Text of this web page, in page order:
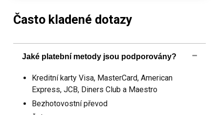
Často kladené dotazy
Jaké platební metody jsou podporovány?
Kreditní karty Visa, MasterCard, American
Express, JCB, Diners Club a Maestro
Bezhotovostní převod